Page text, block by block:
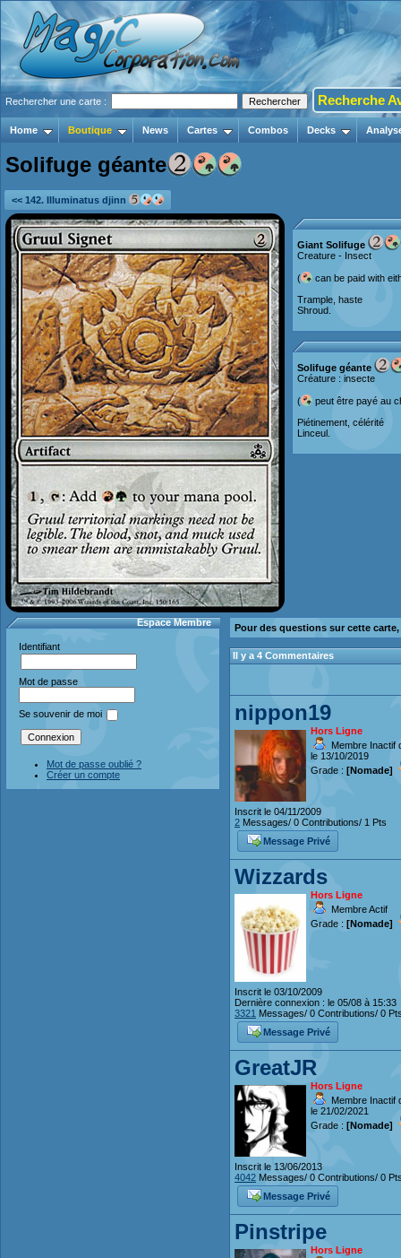
Rechercher une carte : Recherche
Home Boutique News Cartes Combos Decks
Solifuge géante
<< 142. Illuminatus djinn
Giant Solifuge
Creature - Insect
(
can be paid with
Trample, haste
Shroud.
Solifuge géante
Créature : insecte
(
peut être payé au
Piétinement, célérité
Linceul.
Espace Membre
Identifiant
Mot de passe
Se souvenir de moi
Mot de passe oublié ?
Créer un compte
Pour des questions sur cette
Il y a 4 Commentaires
nippon19
Hors Ligne
Membre Inactif
le 13/10/2019
Grade : [Nomade]
Inscrit le 04/11/2009
2 Messages/ 0 Contributions/ 1 Pts
Message Privé
Wizzards
Hors Ligne
Membre Actif
Grade : [Nomade]
Inscrit le 03/10/2009
Dernière connexion : le 05/08 à 15:33
3321 Messages/ 0 Contributions/ 0
Message Privé
GreatJR
Hors Ligne
Membre Inactif
le 21/02/2021
Grade : [Nomade]
Inscrit le 13/06/2013
4042 Messages/ 0 Contributions/ 0
Message Privé
Pinstripe
Hors Ligne